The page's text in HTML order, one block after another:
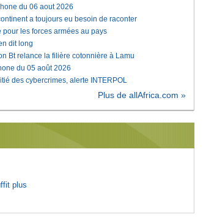
du 06 aout 2026
a toujours eu besoin de raconter
les forces armées au pays
dit long
Bt relance la filière cotonnière à Lamu
du 05 août 2026
des cybercrimes, alerte INTERPOL
Plus de allAfrica.com »
plus